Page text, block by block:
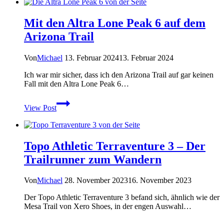
Shoes
II
und
Mesa
Dauertest
Mit den Altra Lone Peak 6 auf dem
Arizona Trail
VonMichael 13. Februar 202413. Februar 2024
Ich war mir sicher, dass ich den Arizona Trail auf gar keinen
Fall mit den Altra Lone Peak 6…
View Post
Mit
den
Lone
6
auf
dem
Trail
Topo Athletic Terraventure 3 – Der
Trailrunner zum Wandern
VonMichael 28. November 202316. November 2023
Der Topo Athletic Terraventure 3 befand sich, ähnlich wie der
Mesa Trail von Xero Shoes, in der engen Auswahl…